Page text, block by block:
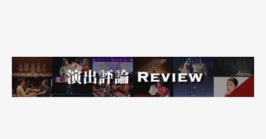
你放过京剧吧！」究竟《天》剧会以何种面貌示
人？让我们拭目以待！